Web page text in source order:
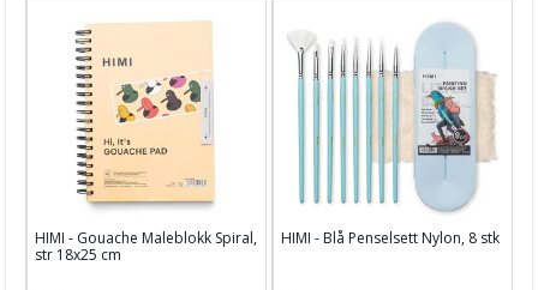
HIMI - Gouache Maleblokk Spiral,
str 18x25 cm
HIMI - Blå Penselsett Nylon, 8 stk